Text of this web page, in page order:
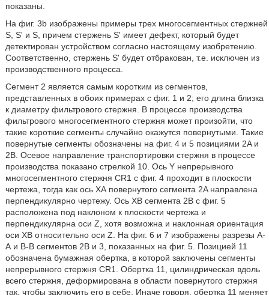
показаны.
На фиг. 3b изображены примеры трех многосегментных стержней
S, S' и S, причем стержень S' имеет дефект, который будет
детектирован устройством согласно настоящему изобретению.
Соответственно, стержень S' будет отбракован, т.е. исключен из
производственного процесса.
Сегмент 2 является самым коротким из сегментов,
представленных в обоих примерах с фиг. 1 и 2; его длина близка
к диаметру фильтрового стержня. В процессе производства
фильтрового многосегментного стержня может произойти, что
такие короткие сегменты случайно окажутся повернутыми. Такие
повернутые сегменты обозначены на фиг. 4 и 5 позициями 2A и
2B. Осевое направление транспортировки стержня в процессе
производства показано стрелкой 10. Ось Y непрерывного
многосегментного стержня CR1 с фиг. 4 проходит в плоскости
чертежа, тогда как ось ХА повернутого сегмента 2A направлена
перпендикулярно чертежу. Ось ХВ сегмента 2B с фиг. 5
расположена под наклоном к плоскости чертежа и
перпендикулярна оси Z, хотя возможна и наклонная ориентация
оси ХВ относительно оси Z. На фиг. 6 и 7 изображены разрезы А-
А и В-В сегментов 2B и 3, показанных на фиг. 5. Позицией 11
обозначена бумажная обертка, в которой заключены сегменты
непрерывного стержня CR1. Обертка 11, цилиндрическая вдоль
всего стержня, деформирована в области повернутого стержня
так, чтобы заключить его в себе. Иначе говоря, обертка 11 меняет